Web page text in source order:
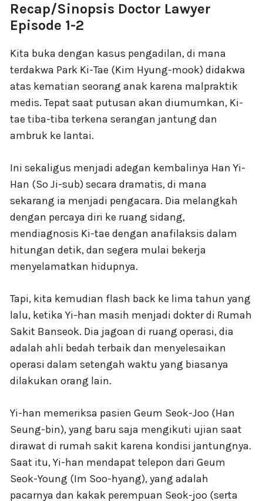
Recap/Sinopsis Doctor Lawyer
Episode 1-2
Kita buka dengan kasus pengadilan, di mana
terdakwa Park Ki-Tae (Kim Hyung-mook) didakwa
atas kematian seorang anak karena malpraktik
medis. Tepat saat putusan akan diumumkan, Ki-
tae tiba-tiba terkena serangan jantung dan
ambruk ke lantai.
Ini sekaligus menjadi adegan kembalinya Han Yi-
Han (So Ji-sub) secara dramatis, di mana
sekarang ia menjadi pengacara. Dia melangkah
dengan percaya diri ke ruang sidang,
mendiagnosis Ki-tae dengan anafilaksis dalam
hitungan detik, dan segera mulai bekerja
menyelamatkan hidupnya.
Tapi, kita kemudian flash back ke lima tahun yang
lalu, ketika Yi-han masih menjadi dokter di Rumah
Sakit Banseok. Dia jagoan di ruang operasi, dia
adalah ahli bedah terbaik dan menyelesaikan
operasi dalam setengah waktu yang biasanya
dilakukan orang lain.
Yi-han memeriksa pasien Geum Seok-Joo (Han
Seung-bin), yang baru saja mengikuti ujian saat
dirawat di rumah sakit karena kondisi jantungnya.
Saat itu, Yi-han mendapat telepon dari Geum
Seok-Young (Im Soo-hyang), yang adalah
pacarnya dan kakak perempuan Seok-joo (serta